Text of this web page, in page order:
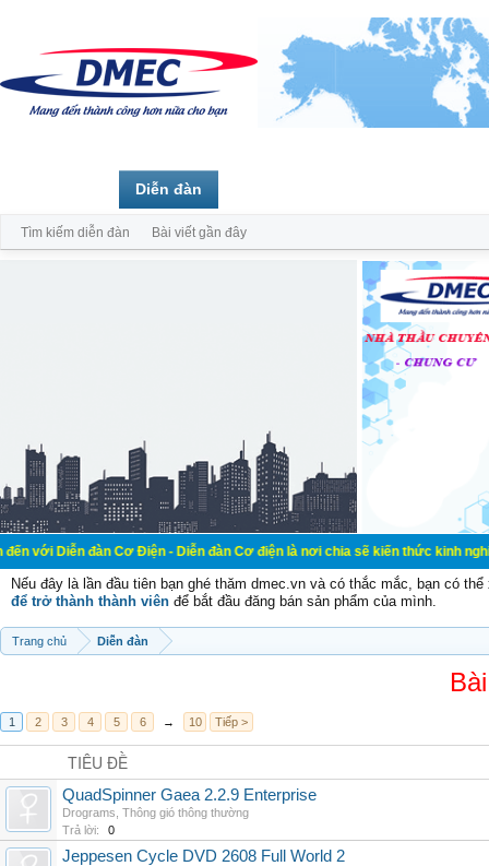
đàn Cơ Điện - Diễn đàn Cơ điện là nơi chia sẽ kiến thức kinh nghiệm
Nếu đây là lần đầu tiên bạn ghé thăm dmec.vn và có thắc mắc, bạn có
để trở thành thành viên để bắt đầu đăng bán sản phẩm của mình.
Trang chủ Diễn đàn
1 2 3 4 5 6 → 10 Tiếp >
TIÊU ĐỀ
QuadSpinner Gaea 2.2.9 Enterprise
Drograms Thông gió thông thường
Trả lời:
0
Jeppesen Cycle DVD 2608 Full World 2
Diễn đàn
Tìm kiếm diễn đàn Bài viết gần đây